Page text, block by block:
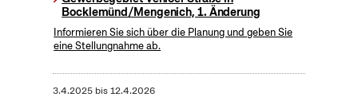
Bocklemünd/Mengenich, 1. Änderung
Informieren Sie sich über die Planung und geben Sie
eine Stellungnahme ab.
3.4.2025bis12.4.2026